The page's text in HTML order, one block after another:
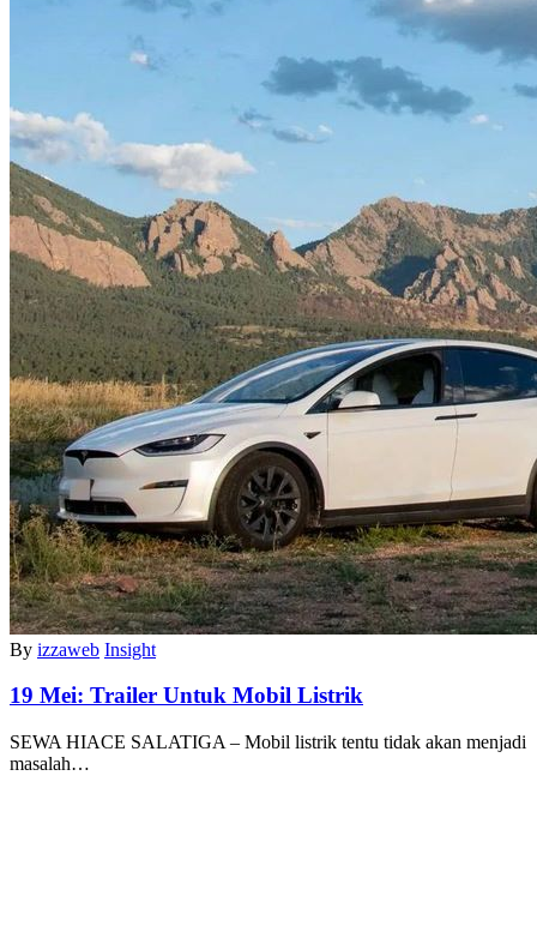
By izzaweb Insight
19 Mei: Trailer Untuk Mobil Listrik
SEWA HIACE SALATIGA – Mobil listrik tentu tidak akan menjadi
masalah…